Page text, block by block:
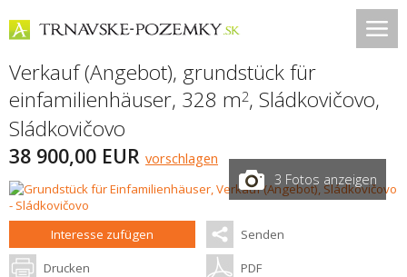
Verkauf (Angebot), grundstück für
einfamilienhäuser, 328 m2, Sládkovičovo,
Sládkovičovo
38 900,00 EUR vorschlagen
3 Fotos anzeigen
Interesse zufügen Senden
Drucken PDF